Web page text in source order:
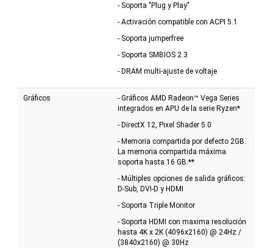
- Soporta "Plug y Play"
- Activación compatible con ACPI 5.1
- Soporta jumperfree
- Soporta SMBIOS 2.3
- DRAM multi-ajuste de voltaje
Gráficos
- Gráficos AMD Radeon™ Vega Series
integrados en APU de la serie Ryzen*
- DirectX 12, Pixel Shader 5.0
- Memoria compartida por defecto 2GB.
La memoria compartida máxima
soporta hasta 16 GB.**
- Múltiples opciones de salida gráficos:
D-Sub, DVI-D y HDMI
- Soporta Triple Monitor
- Soporta HDMI con maxima resolución
hasta 4K x 2K (4096x2160) @ 24Hz /
(3840x2160) @ 30Hz